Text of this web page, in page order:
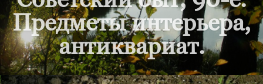
Предметы интерьера,
антиквариат.